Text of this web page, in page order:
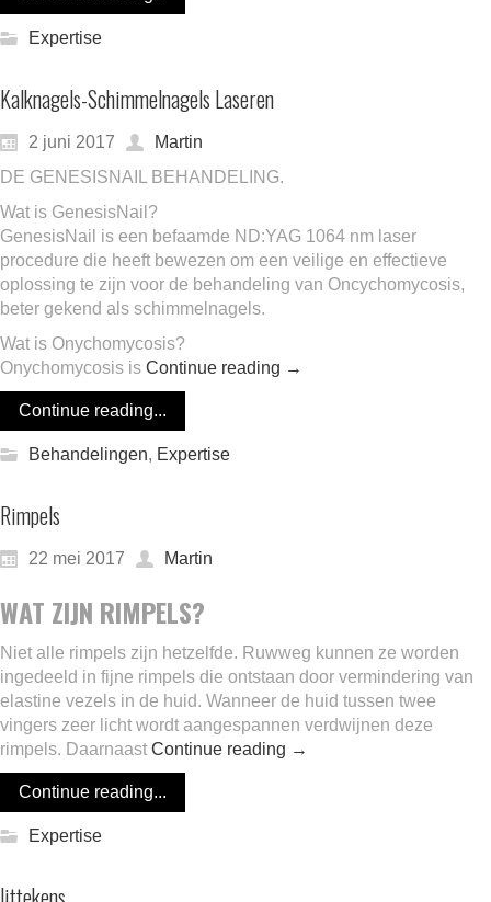
Expertise
Kalknagels-Schimmelnagels Laseren
2 juni 2017
Martin
DE GENESISNAIL BEHANDELING.
Wat is GenesisNail?
GenesisNail is een befaamde ND:YAG 1064 nm laser
procedure die heeft bewezen om een veilige en effectieve
oplossing te zijn voor de behandeling van Oncychomycosis,
beter gekend als schimmelnagels.
Wat is Onychomycosis?
Onychomycosis is Continue reading →
Continue reading...
Behandelingen, Expertise
Rimpels
22 mei 2017 Martin
WAT ZIJN RIMPELS?
Niet alle rimpels zijn hetzelfde. Ruwweg kunnen ze worden
ingedeeld in fijne rimpels die ontstaan door vermindering van
elastine vezels in de huid. Wanneer de huid tussen twee
vingers zeer licht wordt aangespannen verdwijnen deze
rimpels. Daarnaast Continue reading →
Continue reading...
Expertise